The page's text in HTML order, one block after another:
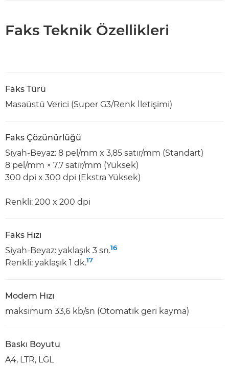
Faks Teknik Özellikleri
Faks Türü
Masaüstü Verici (Super G3/Renk İletişimi)
Faks Çözünürlüğü
Siyah-Beyaz: 8 pel/mm x 3,85 satır/mm (Standart)
8 pel/mm × 7,7 satır/mm (Yüksek)
300 dpi x 300 dpi (Ekstra Yüksek)
Renkli: 200 x 200 dpi
Faks Hızı
Siyah-Beyaz: yaklaşık 3 sn.16
Renkli: yaklaşık 1 dk.17
Modem Hızı
maksimum 33,6 kb/sn (Otomatik geri kayma)
Baskı Boyutu
A4, LTR, LGL